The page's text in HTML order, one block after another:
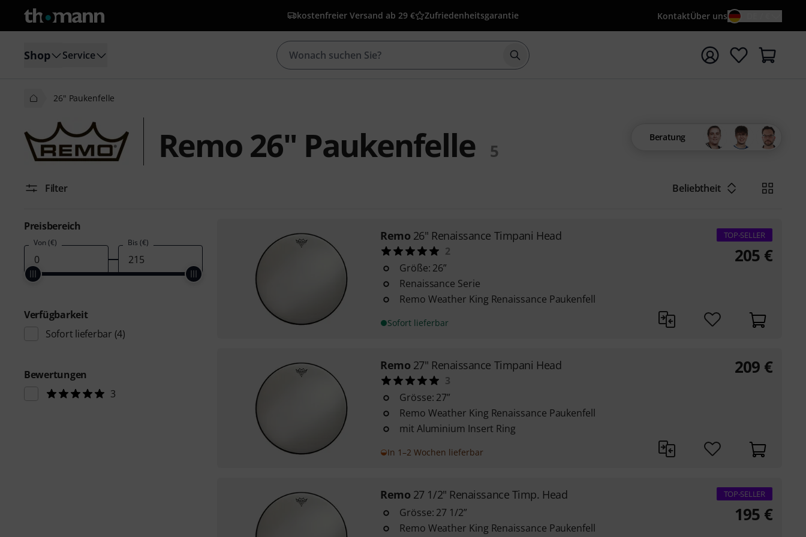
kostenfreier Versand ab 29 € Zufriedenheitsgarantie KontaktÜber uns
Shop Service Suche mit Suchwort {searchTerm} starten
26" Paukenfelle
Remo 26" Paukenfelle 5
Beratung
Filter Beliebtheit
Preisbereich
Von (€) Bis (€)
Verfügbarkeit
Sofort lieferbar (4)
Bewertungen
3
Remo 26" Renaissance Timpani Head
2
Größe: 26”
Renaissance Serie
Remo Weather King Renaissance Paukenfell
Sofort lieferbar
TOP-SELLER
205 €
Remo 27" Renaissance Timpani Head
3
Grösse: 27”
Remo Weather King Renaissance Paukenfell
mit Aluminium Insert Ring
In 1–2 Wochen lieferbar
209 €
Remo 27 1/2" Renaissance Timp. Head
Grösse: 27 1/2”
Remo Weather King Renaissance Paukenfell
TOP-SELLER
195 €